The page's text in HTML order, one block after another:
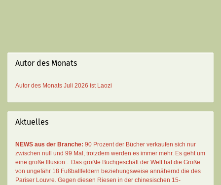
Autor des Monats
Autor des Monats Juli 2026 ist Laozi
Aktuelles
NEWS aus der Branche: 90 Prozent der Bücher verkaufen sich nur
zwischen null und 99 Mal , trotzdem werden es immer mehr. Es geht um
eine große Illusion... Das größte Buchgeschäft der Welt hat die Größe
von ungefähr 18 Fußballfeldern beziehungsweise annähernd die des
Pariser Louvre. Gegen diesen Riesen in der chinesischen 15-